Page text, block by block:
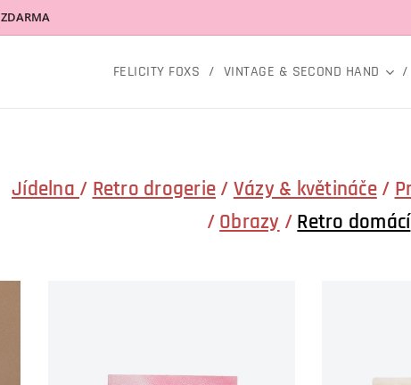
ZDARMA
FELICITY FOXS VINTAGE & SECOND HAND
Jídelna / Retro drogerie / Vázy & květináče/
/ Obrazy / Retro domácí